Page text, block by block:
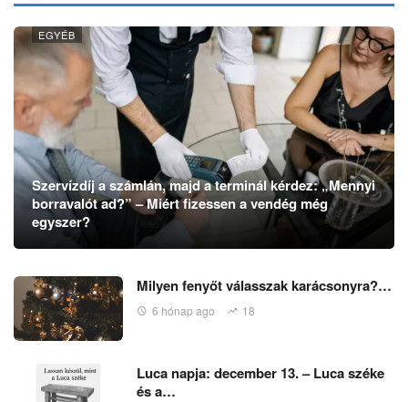
EGYÉB
Szervízdíj a számlán, majd a terminál kérdez: „Mennyi
borravalót ad?” – Miért fizessen a vendég még
egyszer?
Milyen fenyőt válasszak karácsonyra?…
6 hónap ago 18
Luca napja: december 13. – Luca széke
és a…